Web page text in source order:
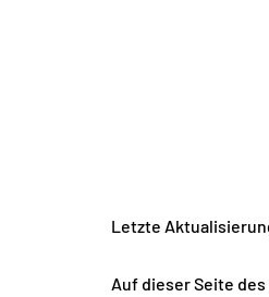
Letzte
Auf dieser Seite